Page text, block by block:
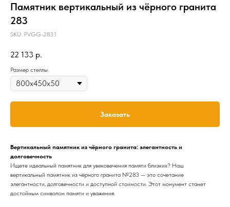
Памятник вертикальный из чёрного гранита
283
SKU: PVGG-283.1
22 133 р.
Размер стеллы
Заказать
Вертикальный памятник из чёрного гранита: элегантность и
долговечность
Ищете идеальный памятник для увековечения памяти близких? Наш
вертикальный памятник из чёрного гранита №283 — это сочетание
элегантности, долговечности и доступной стоимости. Этот монумент станет
достойным символом памяти и уважения.